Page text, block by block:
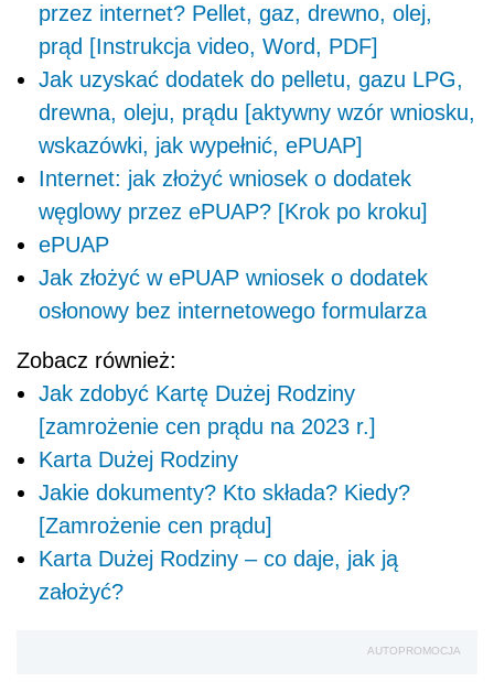
przez internet? Pellet, gaz, drewno, olej,
prąd [Instrukcja video, Word, PDF]
Jak uzyskać dodatek do pelletu, gazu LPG,
drewna, oleju, prądu [aktywny wzór wniosku,
wskazówki, jak wypełnić, ePUAP]
Internet: jak złożyć wniosek o dodatek
węglowy przez ePUAP? [Krok po kroku]
ePUAP
Jak złożyć w ePUAP wniosek o dodatek
osłonowy bez internetowego formularza
Zobacz również:
Jak zdobyć Kartę Dużej Rodziny
[zamrożenie cen prądu na 2023 r.]
Karta Dużej Rodziny
Jakie dokumenty? Kto składa? Kiedy?
[Zamrożenie cen prądu]
Karta Dużej Rodziny – co daje, jak ją
założyć?
AUTOPROMOCJA